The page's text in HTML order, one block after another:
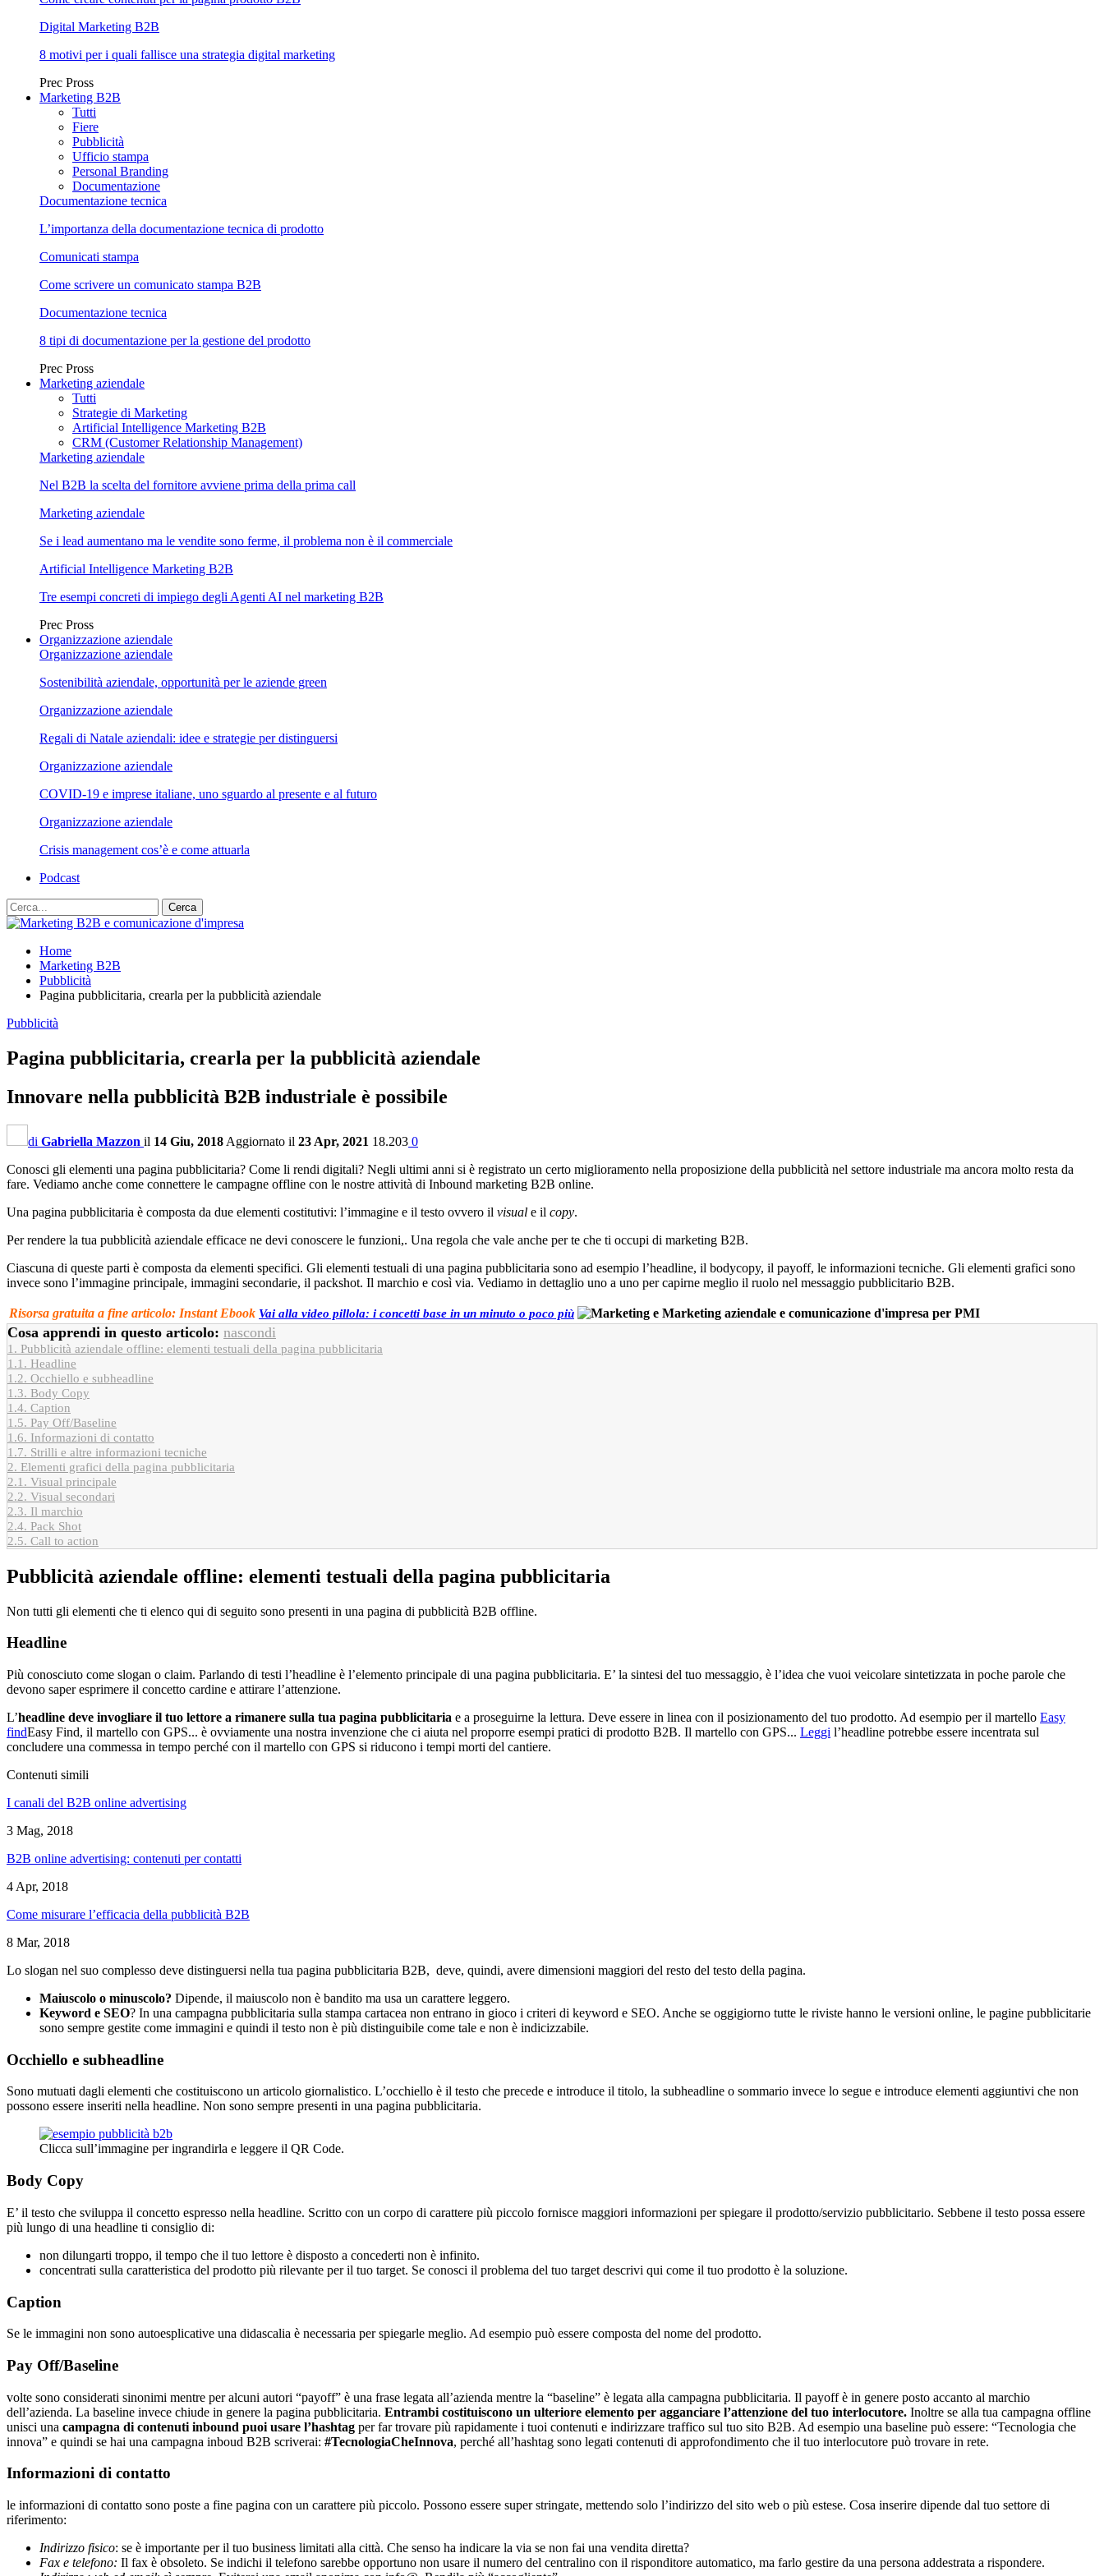
Digital Marketing B2B
8 motivi per i quali fallisce una strategia digital marketing
Prec Pross
Marketing B2B
Tutti
Fiere
Pubblicità
Ufficio stampa
Personal Branding
Documentazione
Documentazione tecnica
L’importanza della documentazione tecnica di prodotto
Comunicati stampa
Come scrivere un comunicato stampa B2B
Documentazione tecnica
8 tipi di documentazione per la gestione del prodotto
Prec Pross
Marketing aziendale
Tutti
Strategie di Marketing
Artificial Intelligence Marketing B2B
CRM (Customer Relationship Management)
Marketing aziendale
Nel B2B la scelta del fornitore avviene prima della prima call
Marketing aziendale
Se i lead aumentano ma le vendite sono ferme, il problema non è il commerciale
Artificial Intelligence Marketing B2B
Tre esempi concreti di impiego degli Agenti AI nel marketing B2B
Prec Pross
Organizzazione aziendale
Organizzazione aziendale
Sostenibilità aziendale, opportunità per le aziende green
Organizzazione aziendale
Regali di Natale aziendali: idee e strategie per distinguersi
Organizzazione aziendale
COVID-19 e imprese italiane, uno sguardo al presente e al futuro
Organizzazione aziendale
Crisis management cos’è e come attuarla
Podcast
Home
Marketing B2B
Pubblicità
Pagina pubblicitaria, crearla per la pubblicità aziendale
Pubblicità
Pagina pubblicitaria, crearla per la pubblicità aziendale
Innovare nella pubblicità B2B industriale è possibile
di Gabriella Mazzon il 14 Giu, 2018 Aggiornato il 23 Apr, 2021 18.203 0
Conosci gli elementi una pagina pubblicitaria? Come li rendi digitali? Negli ultimi anni si è registrato un certo miglioramento nella proposizione della pubblicità nel settore industriale ma ancora molto resta da
fare. Vediamo anche come connettere le campagne offline con le nostre attività di Inbound marketing B2B online.
Una pagina pubblicitaria è composta da due elementi costitutivi: l’immagine e il testo ovvero il visual e il copy.
Per rendere la tua pubblicità aziendale efficace ne devi conoscere le funzioni,. Una regola che vale anche per te che ti occupi di marketing B2B.
Ciascuna di queste parti è composta da elementi specifici. Gli elementi testuali di una pagina pubblicitaria sono ad esempio l’headline, il bodycopy, il payoff, le informazioni tecniche. Gli elementi grafici sono
invece sono l’immagine principale, immagini secondarie, il packshot. Il marchio e così via. Vediamo in dettaglio uno a uno per capirne meglio il ruolo nel messaggio pubblicitario B2B.
Risorsa gratuita a fine articolo: Instant Ebook Vai alla video pillola: i concetti base in un minuto o poco più
Cosa apprendi in questo articolo: nascondi
1. Pubblicità aziendale offline: elementi testuali della pagina pubblicitaria
1.1. Headline
1.2. Occhiello e subheadline
1.3. Body Copy
1.4. Caption
1.5. Pay Off/Baseline
1.6. Informazioni di contatto
1.7. Strilli e altre informazioni tecniche
2. Elementi grafici della pagina pubblicitaria
2.1. Visual principale
2.2. Visual secondari
2.3. Il marchio
2.4. Pack Shot
2.5. Call to action
Pubblicità aziendale offline: elementi testuali della pagina pubblicitaria
Non tutti gli elementi che ti elenco qui di seguito sono presenti in una pagina di pubblicità B2B offline.
Headline
Più conosciuto come slogan o claim. Parlando di testi l’headline è l’elemento principale di una pagina pubblicitaria. E’ la sintesi del tuo messaggio, è l’idea che vuoi veicolare sintetizzata in poche parole che
devono saper esprimere il concetto cardine e attirare l’attenzione.
L’headline deve invogliare il tuo lettore a rimanere sulla tua pagina pubblicitaria e a proseguirne la lettura. Deve essere in linea con il posizionamento del tuo prodotto. Ad esempio per il martello Easy
findEasy Find, il martello con GPS... è ovviamente una nostra invenzione che ci aiuta nel proporre esempi pratici di prodotto B2B. Il martello con GPS... Leggi l’headline potrebbe essere incentrata sul
concludere una commessa in tempo perché con il martello con GPS si riducono i tempi morti del cantiere.
Contenuti simili
I canali del B2B online advertising
3 Mag, 2018
B2B online advertising: contenuti per contatti
4 Apr, 2018
Come misurare l’efficacia della pubblicità B2B
8 Mar, 2018
Lo slogan nel suo complesso deve distinguersi nella tua pagina pubblicitaria B2B, deve, quindi, avere dimensioni maggiori del resto del testo della pagina.
Maiuscolo o minuscolo? Dipende, il maiuscolo non è bandito ma usa un carattere leggero.
Keyword e SEO? In una campagna pubblicitaria sulla stampa cartacea non entrano in gioco i criteri di keyword e SEO. Anche se oggigiorno tutte le riviste hanno le versioni online, le pagine pubblicitarie
sono sempre gestite come immagini e quindi il testo non è più distinguibile come tale e non è indicizzabile.
Occhiello e subheadline
Sono mutuati dagli elementi che costituiscono un articolo giornalistico. L’occhiello è il testo che precede e introduce il titolo, la subheadline o sommario invece lo segue e introduce elementi aggiuntivi che non
possono essere inseriti nella headline. Non sono sempre presenti in una pagina pubblicitaria.
Clicca sull’immagine per ingrandirla e leggere il QR Code.
Body Copy
E’ il testo che sviluppa il concetto espresso nella headline. Scritto con un corpo di carattere più piccolo fornisce maggiori informazioni per spiegare il prodotto/servizio pubblicitario. Sebbene il testo possa essere
più lungo di una headline ti consiglio di:
non dilungarti troppo, il tempo che il tuo lettore è disposto a concederti non è infinito.
concentrati sulla caratteristica del prodotto più rilevante per il tuo target. Se conosci il problema del tuo target descrivi qui come il tuo prodotto è la soluzione.
Caption
Se le immagini non sono autoesplicative una didascalia è necessaria per spiegarle meglio. Ad esempio può essere composta del nome del prodotto.
Pay Off/Baseline
volte sono considerati sinonimi mentre per alcuni autori “payoff” è una frase legata all’azienda mentre la “baseline” è legata alla campagna pubblicitaria. Il payoff è in genere posto accanto al marchio
dell’azienda. La baseline invece chiude in genere la pagina pubblicitaria. Entrambi costituiscono un ulteriore elemento per agganciare l’attenzione del tuo interlocutore. Inoltre se alla tua campagna offline
unisci una campagna di contenuti inbound puoi usare l’hashtag per far trovare più rapidamente i tuoi contenuti e indirizzare traffico sul tuo sito B2B. Ad esempio una baseline può essere: “Tecnologia che
innova” e quindi se hai una campagna inboud B2B scriverai: #TecnologiaCheInnova, perché all’hashtag sono legati contenuti di approfondimento che il tuo interlocutore può trovare in rete.
Informazioni di contatto
le informazioni di contatto sono poste a fine pagina con un carattere più piccolo. Possono essere super stringate, mettendo solo l’indirizzo del sito web o più estese. Cosa inserire dipende dal tuo settore di
riferimento:
Indirizzo fisico: se è importante per il tuo business limitati alla città. Che senso ha indicare la via se non fai una vendita diretta?
Fax e telefono: Il fax è obsoleto. Se indichi il telefono sarebbe opportuno non usare il numero del centralino con il risponditore automatico, ma farlo gestire da una persona addestrata a rispondere.